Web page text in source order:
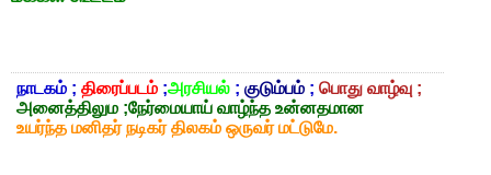
நாடகம் ; திரைப்படம் ;அரசியல் ; குடும்பம் ; பொது வாழ்வு ;
அனைத்திலும ;நேர்மையாய் வாழ்ந்த உன்னதமான
உயர்ந்த மனிதர் நடிகர் திலகம் ஒருவர் மட்டுமே.